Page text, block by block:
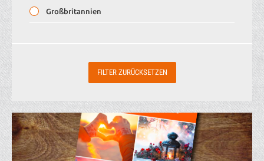
Großbritannien
Schweden
Schweiz
Tschechien